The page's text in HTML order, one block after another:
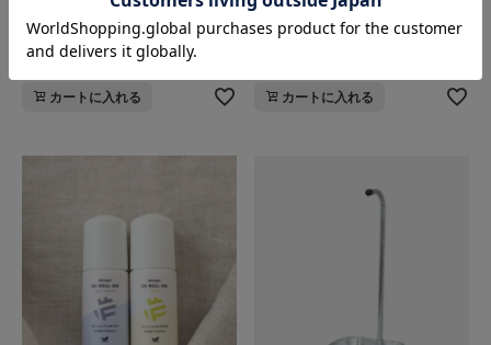
クールミントボディスプレー
100ml
¥1,760
カートに入れる
アウトドアボディスプレー
100ml
カートに入れる